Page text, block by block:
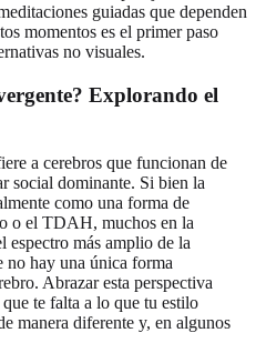
guiadas que dependen
momentos es el primer paso
no visuales.
Explorando el
a cerebros que funcionan de
social dominante. Si bien la
como una forma de
o el TDAH, muchos en la
espectro más amplio de la
no hay una única forma
Abrazar esta perspectiva
te falta a lo que tu estilo
manera diferente y, en algunos